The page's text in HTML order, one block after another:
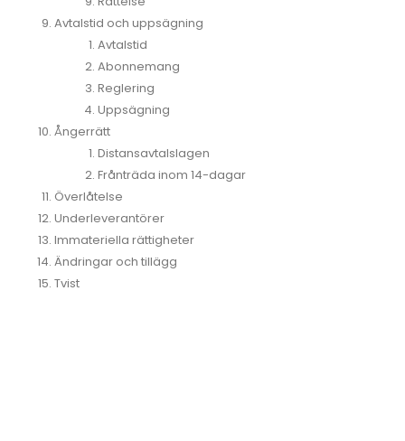
Avtalstid och uppsägning
Avtalstid
Abonnemang
Reglering
Uppsägning
Ångerrätt
Distansavtalslagen
Frånträda inom 14-dagar
Överlåtelse
Underleverantörer
Immateriella rättigheter
Ändringar och tillägg
Tvist